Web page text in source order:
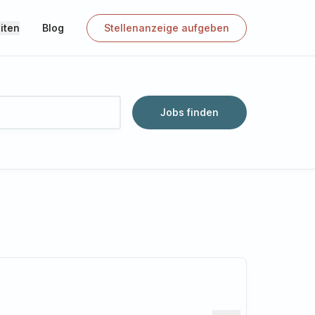
Blog Stellenanzeige aufgeben
Jobs finden